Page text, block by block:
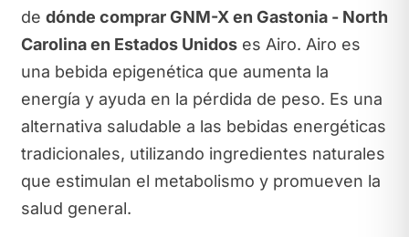
de dónde comprar GNM-X en Gastonia - North
Carolina en Estados Unidoses Airo. Airo es
una bebida epigenética que aumenta la
energía y ayuda en la pérdida de peso. Es una
alternativa saludable a las bebidas energéticas
tradicionales, utilizando ingredientes naturales
que estimulan el metabolismo y promueven la
salud general.